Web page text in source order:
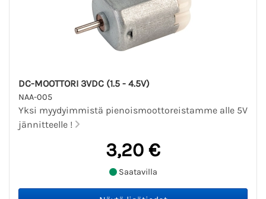
DC-MOOTTORI 3VDC (1.5 - 4.5V)
NAA-005
Yksi myydyimmistä pienoismoottoreistamme alle 5V
jännitteelle !
3,20 €
Saatavilla